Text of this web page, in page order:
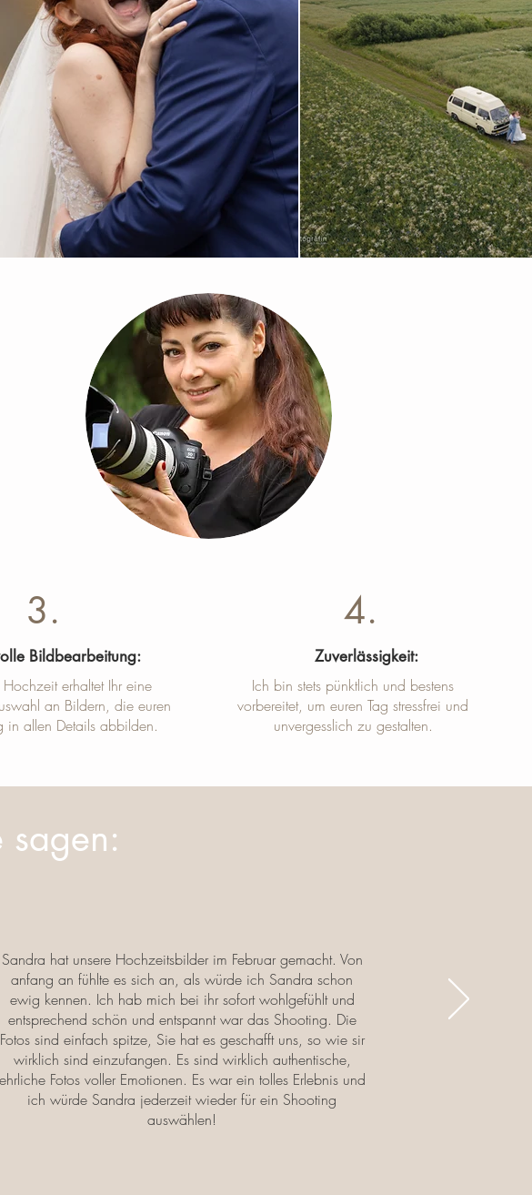
3.
Bildbearbeitung:
erhaltet Ihr eine
an Bildern, die euren
in allen Details abbilden.
4.
Zuverlässigkeit:
Ich bin stets pünktlich und bestens
vorbereitet, um euren Tag stressfrei und
unvergesslich zu gestalten.
Sandra hat unsere Hochzeitsbilder im Februar gemacht. Von
anfang an fühlte es sich an, als würde ich Sandra schon
ewig kennen. Ich hab mich bei ihr sofort wohlgefühlt und
entsprechend schön und entspannt war das Shooting. Die
Fotos sind einfach spitze, Sie hat es geschafft uns, so wie sir
wirklich sind einzufangen. Es sind wirklich authentische,
ehrliche Fotos voller Emotionen. Es war ein tolles Erlebnis und
ich würde Sandra jederzeit wieder für ein Shooting
auswählen!